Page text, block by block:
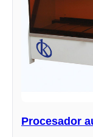
Procesador